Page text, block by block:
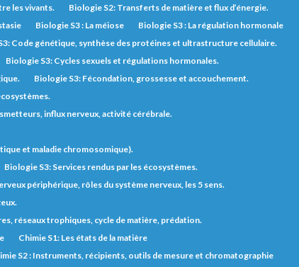
les vivants.
Biologie S2: Transferts de matière et flux d’énergie.
Biologie S3 : La méiose
Biologie S3 : La régulation hormonale
Code génétique, synthèse des protéines et ultrastructure cellulaire.
Biologie S3: Cycles sexuels et régulations hormonales.
Biologie S3: Fécondation, grossesse et accouchement.
influx nerveux, activité cérébrale.
et maladie chromosomique).
Biologie S3: Services rendus par les écosystèmes.
périphérique, rôles du système nerveux, les 5 sens.
réseaux trophiques, cycle de matière, prédation.
Chimie S1: Les états de la matière
S2 : Instruments, récipients, outils de mesure et chromatographie